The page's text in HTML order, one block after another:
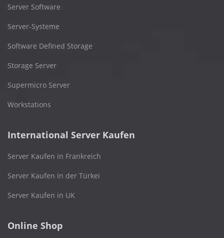
Server Software
Server-Systeme
Software Defined Storage
Storage Server
Supermicro Server
Workstations
International Server Kaufen
Server Kaufen in Frankreich
Server Kaufen in der Türkei
Server Kaufen in UK
Online Shop